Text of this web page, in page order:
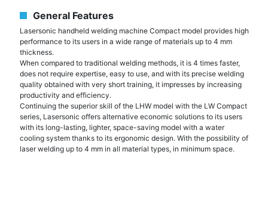
General Features
Lasersonic handheld welding machine Compact model provides high
performance to its users in a wide range of materials up to 4 mm
thickness.
When compared to traditional welding methods, it is 4 times faster,
does not require expertise, easy to use, and with its precise welding
quality obtained with very short training, it impresses by increasing
productivity and efficiency.
Continuing the superior skill of the LHW model with the LW Compact
series, Lasersonic offers alternative economic solutions to its users
with its long-lasting, lighter, space-saving model with a water
cooling system thanks to its ergonomic design. With the possibility of
laser welding up to 4 mm in all material types, in minimum space.